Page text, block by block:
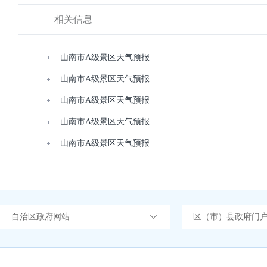
相关信息
山南市A级景区天气预报
山南市A级景区天气预报
山南市A级景区天气预报
山南市A级景区天气预报
山南市A级景区天气预报
自治区政府网站 区（市）县政府门